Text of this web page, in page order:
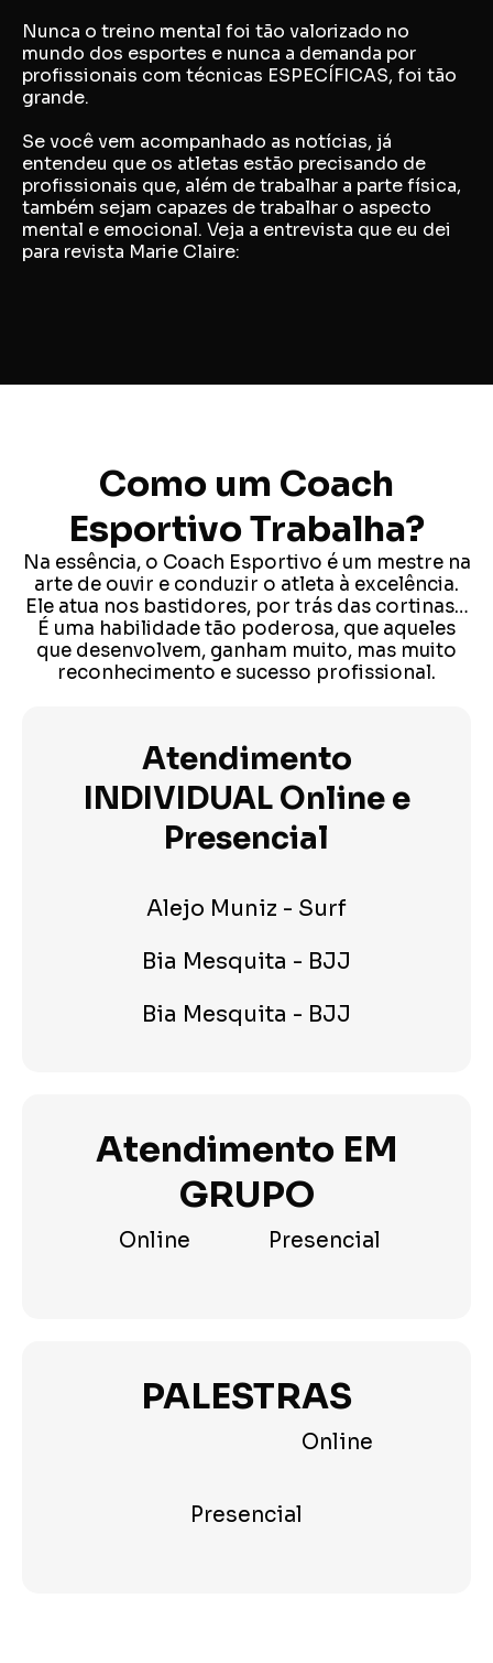
Nunca o treino mental foi tão valorizado no
mundo dos esportes e nunca a demanda por
profissionais com técnicas ESPECÍFICAS, foi tão
grande.
Se você vem acompanhado as notícias, já
entendeu que os atletas estão precisando de
profissionais que, além de trabalhar a parte física,
também sejam capazes de trabalhar o aspecto
mental e emocional. Veja a entrevista que eu dei
para revista Marie Claire:
Como um Coach
Esportivo Trabalha?
Na essência, o Coach Esportivo é um mestre na
arte de ouvir e conduzir o atleta à excelência.
Ele atua nos bastidores, por trás das cortinas…
É uma habilidade tão poderosa, que aqueles
que desenvolvem, ganham muito, mas muito
reconhecimento e sucesso profissional.
Atendimento
INDIVIDUAL Online e
Presencial
Alejo Muniz - Surf
Bia Mesquita - BJJ
Bia Mesquita - BJJ
Atendimento EM
GRUPO
Online Presencial
PALESTRAS
Online
Presencial